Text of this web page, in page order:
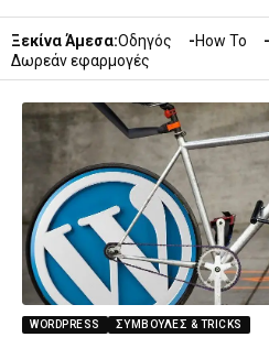
Ξεκίνα Άμεσα:Οδηγός How To
Δωρεάν εφαρμογές
WORDPRESS ΣΥΜΒΟΥΛΈΣ & TRICKS